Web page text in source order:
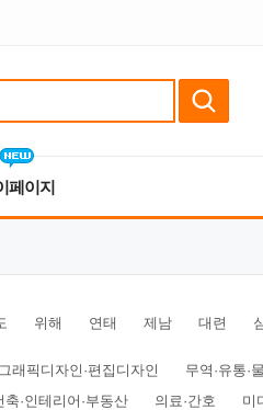
페이지
위해 연태 제남 대련
래픽디자인·편집디자인
무역·유통·
축·인테리어·부동산 의료·간호 미